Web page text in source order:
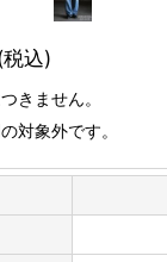
税込)
きません。
対象外です。